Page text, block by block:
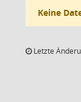
Keine
Letzte